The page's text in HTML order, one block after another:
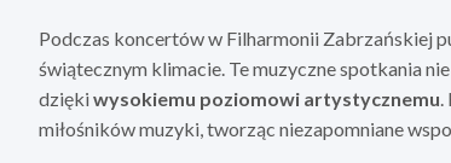
Podczas koncertów w Filharmonii Zabrzańskiej
świątecznym klimacie. Te muzyczne spotkania
dziękiwysokiemu poziomowi artystycznemu.
miłośników muzyki, tworząc niezapomniane